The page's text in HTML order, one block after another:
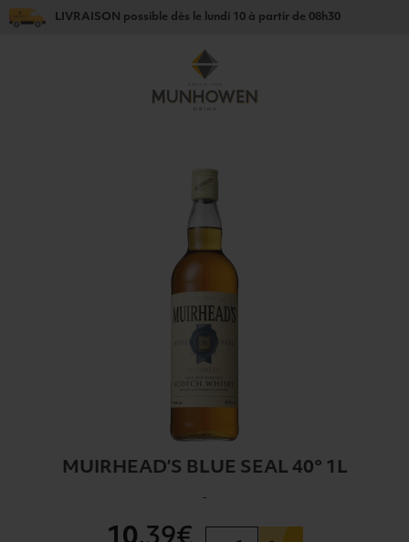
LIVRAISON possible dès le lundi 10 à partir de 08h30
MUIRHEAD’S BLUE SEAL 40° 1L
-